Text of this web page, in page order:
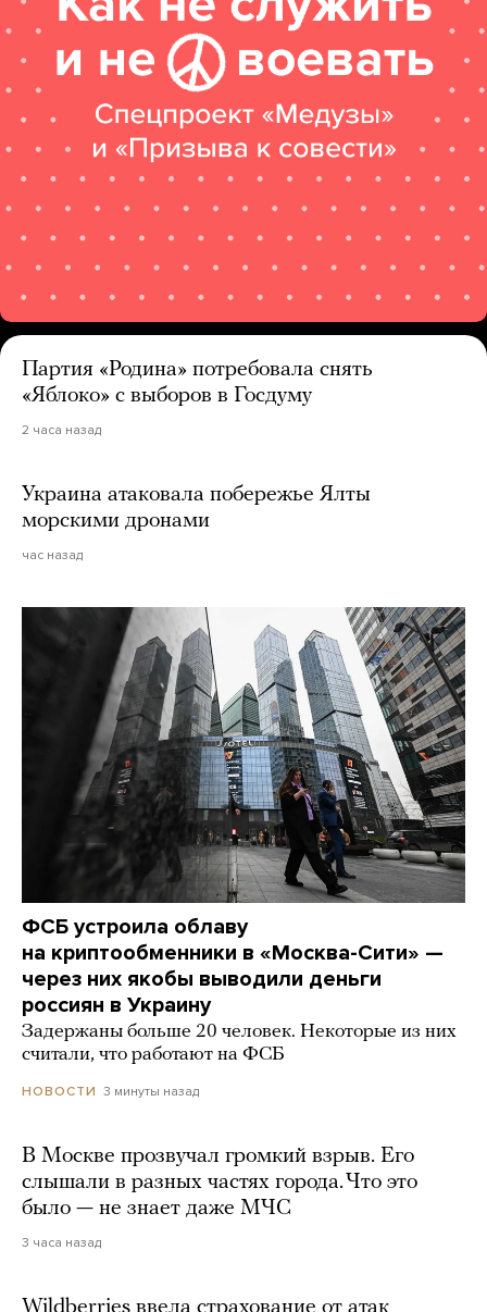
Партия «Родина» потребовала снять
«Яблоко» с выборов в Госдуму
2 часа назад
Украина атаковала побережье Ялты
морскими дронами
час назад
ФСБ устроила облаву
на криптообменники в «Москва-Сити» —
через них якобы выводили деньги
россиян в Украину
Задержаны больше 20 человек. Некоторые из них
считали, что работают на ФСБ
НОВОСТИ 3 минуты назад
В Москве прозвучал громкий взрыв. Его
слышали в разных частях города. Что это
было — не знает даже МЧС
3 часа назад